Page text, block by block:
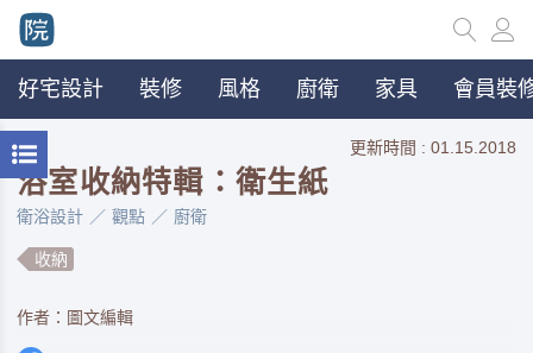
好宅設計 裝修 風格 廚衛 家具 會員裝
更新時間 : 01.15.2018
浴室收納特輯：衛生紙
衛浴設計 觀點 廚衛
收納
作者：圖文編輯